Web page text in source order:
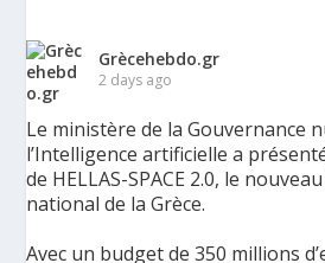
Grècehebdo.gr
2 days ago
Le ministère de la Gouvernance
l’Intelligence artificielle a
de HELLAS-SPACE 2.0, le
national de la Grèce.
Avec un budget de 350 millions